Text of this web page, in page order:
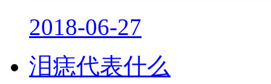
2018-06-27
泪痣代表什么